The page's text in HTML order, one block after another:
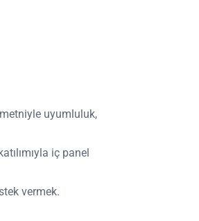
uyumluluk,
iç panel
vermek.